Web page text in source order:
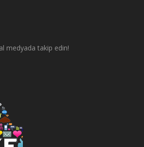
medyada takip edin!